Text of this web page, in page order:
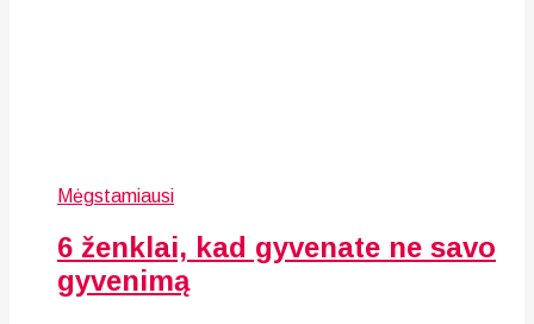
Mėgstamiausi
6 ženklai, kad gyvenate ne savo
gyvenimą